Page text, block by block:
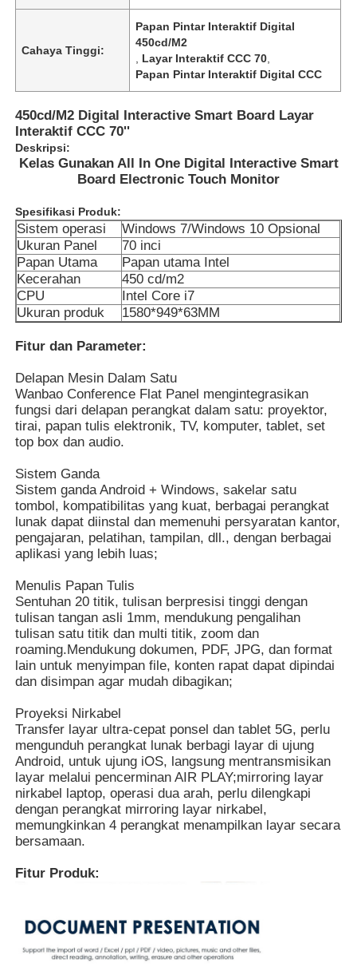
Rumah
Produk
Video
Tentang kita
Wisata pabrik
Kontrol kualitas
Hubungi kami
Quote request suatu
Papan Tulis Digital Interaktif
Cahaya Tinggi:
Papan Pintar Interaktif Digital
450cd/M2
Layar Interaktif CCC 70
Papan Pintar Interaktif Digital CCC
450cd/M2 Digital Interactive Smart Board Layar
Interaktif CCC 70''
Deskripsi:
Kelas Gunakan All In One Digital Interactive Smart
Board Electronic Touch Monitor
Spesifikasi Produk:
Sistem operasi
Windows 7/Windows 10 Opsional
Ukuran Panel
70 inci
Papan Utama
Papan utama Intel
Kecerahan
450 cd/m2
CPU
Intel Core i7
Ukuran produk
1580*949*63MM
Fitur dan Parameter:
Delapan Mesin Dalam Satu
Wanbao Conference Flat Panel mengintegrasikan
fungsi dari delapan perangkat dalam satu: proyektor,
tirai, papan tulis elektronik, TV, komputer, tablet, set
top box dan audio.
Sistem Ganda
Sistem ganda Android + Windows, sakelar satu
tombol, kompatibilitas yang kuat, berbagai perangkat
lunak dapat diinstal dan memenuhi persyaratan kantor,
pengajaran, pelatihan, tampilan, dll., dengan berbagai
aplikasi yang lebih luas;
Menulis Papan Tulis
Sentuhan 20 titik, tulisan berpresisi tinggi dengan
tulisan tangan asli 1mm, mendukung pengalihan
tulisan satu titik dan multi titik, zoom dan
roaming.Mendukung dokumen, PDF, JPG, dan format
lain untuk menyimpan file, konten rapat dapat dipindai
dan disimpan agar mudah dibagikan;
Proyeksi Nirkabel
Transfer layar ultra-cepat ponsel dan tablet 5G, perlu
mengunduh perangkat lunak berbagi layar di ujung
Android, untuk ujung iOS, langsung mentransmisikan
layar melalui pencerminan AIR PLAY;mirroring layar
nirkabel laptop, operasi dua arah, perlu dilengkapi
dengan perangkat mirroring layar nirkabel,
memungkinkan 4 perangkat menampilkan layar secara
bersamaan.
Fitur Produk: